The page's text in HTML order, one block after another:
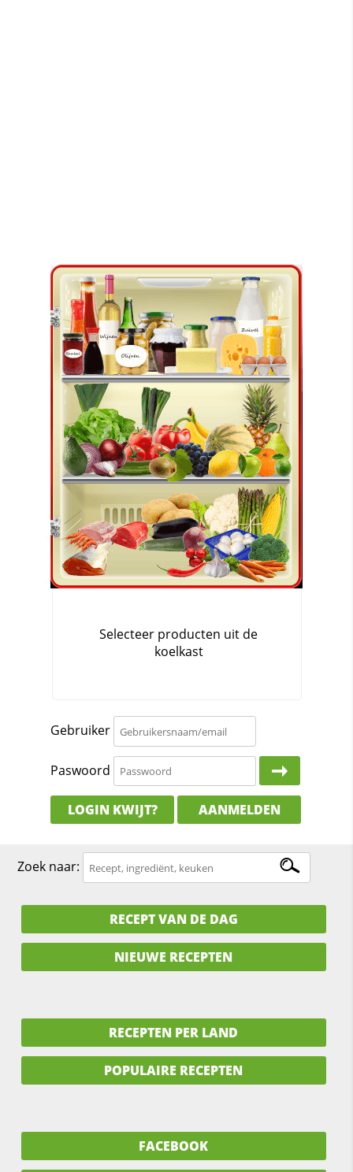
Gebruiker
Paswoord
LOGIN KWIJT? AANMELDEN
Zoek naar:
RECEPT VAN DE DAG
NIEUWE RECEPTEN
RECEPTEN PER LAND
POPULAIRE RECEPTEN
FACEBOOK